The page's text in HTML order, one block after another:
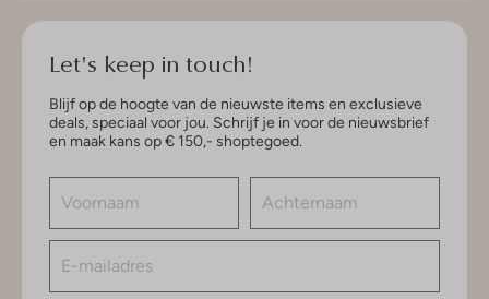
Let's keep in touch!
Blijf op de hoogte van de nieuwste items en exclusieve
deals, speciaal voor jou. Schrijf je in voor de nieuwsbrief
en maak kans op € 150,- shoptegoed.